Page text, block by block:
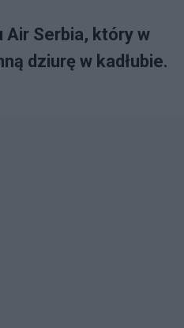
Air Serbia, który w
dziurę w kadłubie.